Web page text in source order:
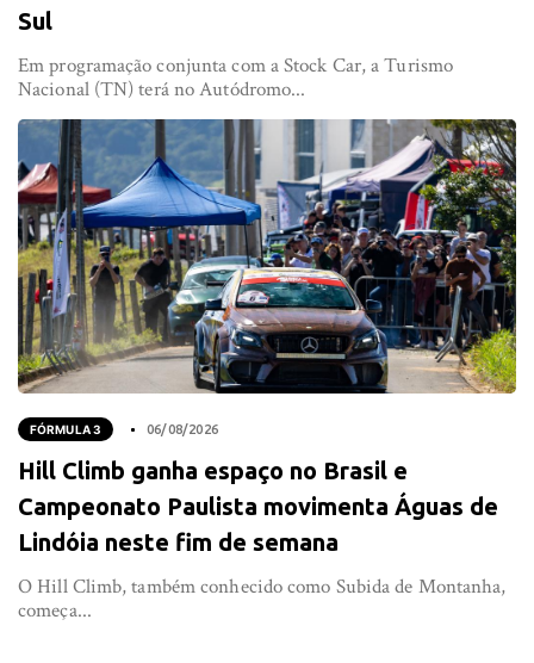
Sul
Em programação conjunta com a Stock Car, a Turismo
Nacional (TN) terá no Autódromo...
FÓRMULA 3 06/08/2026
Hill Climb ganha espaço no Brasil e
Campeonato Paulista movimenta Águas de
Lindóia neste fim de semana
O Hill Climb, também conhecido como Subida de Montanha,
começa...